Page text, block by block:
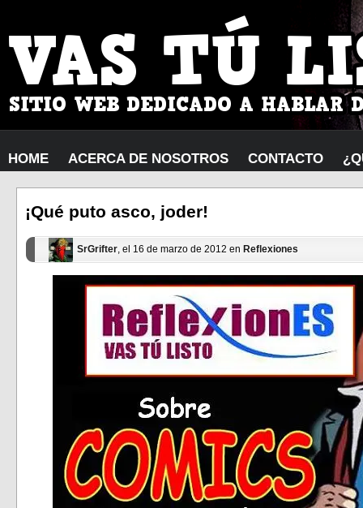
HOME ACERCA DE NOSOTROS CONTACTO
¡Qué puto asco, joder!
SrGrifter, el 16 de marzo de 2012 en Reflexiones